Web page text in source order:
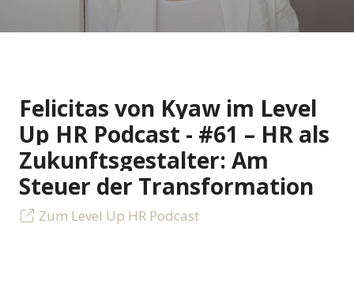
Felicitas von Kyaw im Level
Up HR Podcast - #61 – HR als
Zukunftsgestalter: Am
Steuer der Transformation
Zum Level Up HR Podcast